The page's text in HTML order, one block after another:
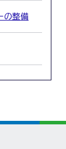
の整備